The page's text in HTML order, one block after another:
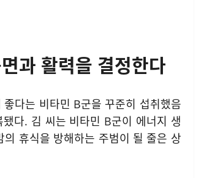
과 활력을 결정한다
다는 비타민 B군을 꾸준히 섭취했음
다. 김 씨는 비타민 B군이 에너지 생
휴식을 방해하는 주범이 될 줄은 상